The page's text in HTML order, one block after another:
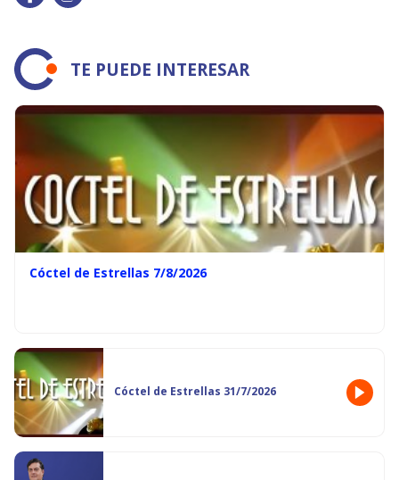
TE PUEDE INTERESAR
Cóctel de Estrellas 7/8/2026
Cóctel de Estrellas 31/7/2026